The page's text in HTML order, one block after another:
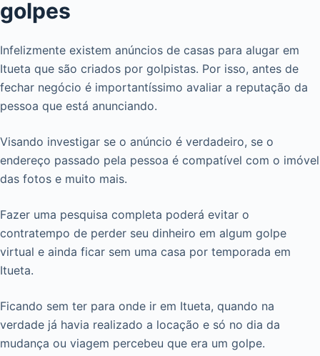
golpes
Infelizmente existem anúncios de casas para alugar em
Itueta que são criados por golpistas. Por isso, antes de
fechar negócio é importantíssimo avaliar a reputação da
pessoa que está anunciando.
Visando investigar se o anúncio é verdadeiro, se o
endereço passado pela pessoa é compatível com o imóvel
das fotos e muito mais.
Fazer uma pesquisa completa poderá evitar o
contratempo de perder seu dinheiro em algum golpe
virtual e ainda ficar sem uma casa por temporada em
Itueta.
Ficando sem ter para onde ir em Itueta, quando na
verdade já havia realizado a locação e só no dia da
mudança ou viagem percebeu que era um golpe.